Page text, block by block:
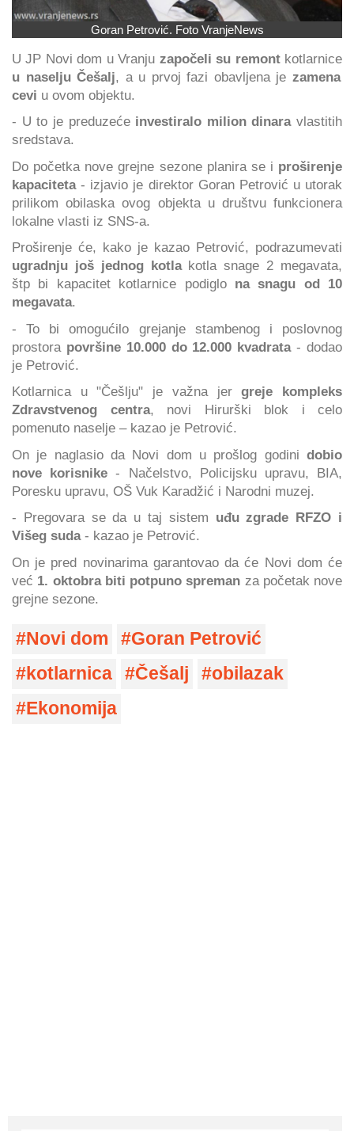
Goran Petrović. Foto VranjeNews
U JP Novi dom u Vranju započeli su remont kotlarnice
u naselju Češalj, a u prvoj fazi obavljena je zamena
cevi u ovom objektu.
- U to je preduzećeinvestiralo milion dinaravlastitih
sredstava.
Do početka nove grejne sezone planira se i proširenje
kapaciteta- izjavio je direktor Goran Petrović u utorak
prilikom obilaska ovog objekta u društvu funkcionera
lokalne vlasti iz SNS-a.
Proširenje će, kako je kazao Petrović, podrazumevati
ugradnju još jednog kotlakotla snage 2 megavata,
štp bi kapacitet kotlarnice podiglona snagu od 10
megavata.
- To bi omogućilo grejanje stambenog i poslovnog
prostora površine 10.000 do 12.000 kvadrata- dodao
je Petrović.
Kotlarnica u "Češlju" je važna jergreje kompleks
Zdravstvenog centra, novi Hirurški blok i celo
pomenuto naselje – kazao je Petrović.
On je naglasio da Novi dom u prošlog godini dobio
nove korisnike - Načelstvo, Policijsku upravu, BIA,
Poresku upravu, OŠ Vuk Karadžić i Narodni muzej.
- Pregovara se da u taj sistem uđu zgrade RFZO i
Višeg suda- kazao je Petrović.
On je pred novinarima garantovao da će Novi dom će
već 1. oktobra biti potpuno spreman za početak nove
grejne sezone.
Novi dom
Goran Petrović
kotlarnica
Češalj
obilazak
Ekonomija